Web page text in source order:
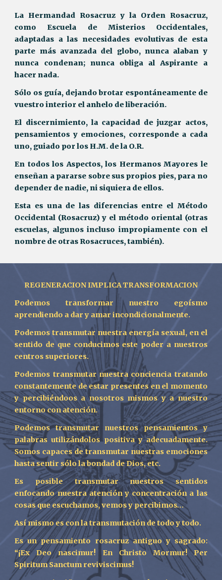
La Hermandad Rosacruz y la Orden Rosacruz,
como Escuela de Misterios Occidentales,
adaptadas a las necesidades evolutivas de esta
parte más avanzada del globo, nunca alaban y
nunca condenan; nunca obliga al Aspirante a
hacer nada.
Sólo os guía, dejando brotar espontáneamente de
vuestro interior el anhelo de liberación.
El discernimiento, la capacidad de juzgar actos,
pensamientos y emociones, corresponde a cada
uno, guiado por los H.M. de la O.R.
En todos los Aspectos, los Hermanos Mayores le
enseñan a pararse sobre sus propios pies, para no
depender de nadie, ni siquiera de ellos.
Esta es una de las diferencias entre el Método
Occidental (Rosacruz) y el método oriental (otras
escuelas, algunos incluso impropiamente con el
nombre de otras Rosacruces, también).
REGENERACION IMPLICA TRANSFORMACION
Podemos transformar nuestro egoísmo
aprendiendo a dar y amar incondicionalmente.
Podemos transmutar nuestra energía sexual, en el
sentido de que conducimos este poder a nuestros
centros superiores.
Podemos transmutar nuestra conciencia tratando
constantemente de estar presentes en el momento
y percibiéndoos a nosotros mismos y a nuestro
entorno con atención.
Podemos transmutar nuestros pensamientos y
palabras utilizándolos positiva y adecuadamente.
Somos capaces de transmutar nuestras emociones
hasta sentir sólo la bondad de Dios, etc.
Es posible transmutar nuestros sentidos
enfocando nuestra atención y concentración a las
cosas que escuchamos, vemos y percibimos…
Así mismo es con la transmutación de todo y todo.
Es un pensamiento rosacruz antiguo y sagrado:
“¡Ex Deo nascimur! En Christo Mormur! Per
Spiritum Sanctum reviviscimus!